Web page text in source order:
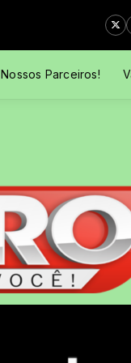
Nossos Parceiros!